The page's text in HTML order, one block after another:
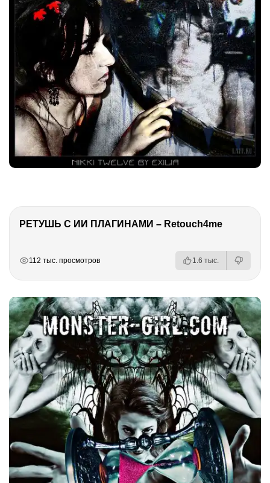
РЕТУШЬ С ИИ ПЛАГИНАМИ – Retouch4me
112 тыс. просмотров 1.6 тыс.